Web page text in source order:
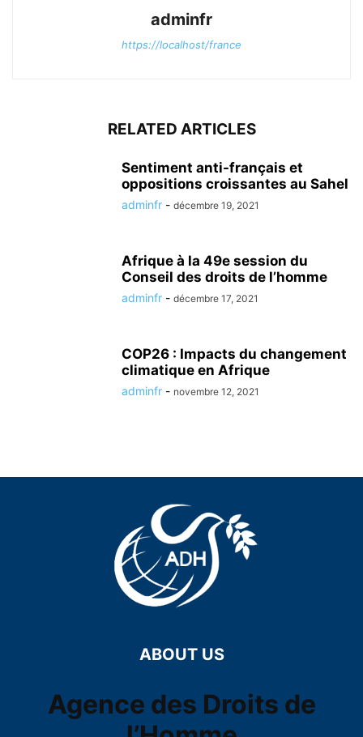
adminfr
https://localhost/france
RELATED ARTICLES
Sentiment anti-français et
oppositions croissantes au Sahel
adminfr - décembre 19, 2021
Afrique à la 49e session du
Conseil des droits de l’homme
adminfr - décembre 17, 2021
COP26 : Impacts du changement
climatique en Afrique
adminfr - novembre 12, 2021
ABOUT US
Agence des Droits de